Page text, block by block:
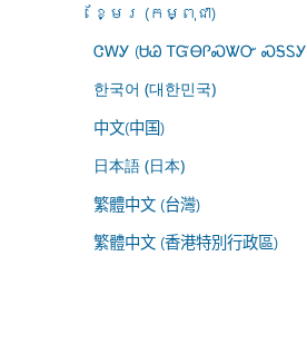
ខ្មែរ (កម្ពុជា)
ᏣᎳᎩ (ᏌᏊ ᎢᏳᎾᎵᏍᏔᏅ
한국어 (대한민국)
中文(中国)
日本語 (日本)
繁體中文 (台灣)
繁體中文 (香港特別行政區)